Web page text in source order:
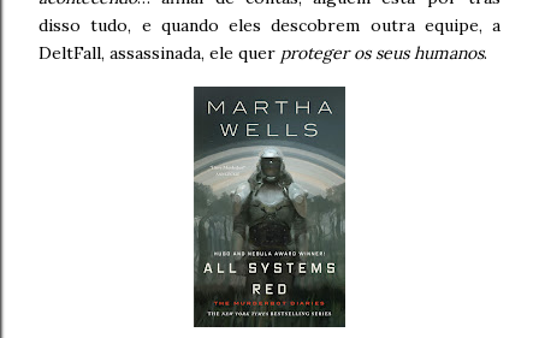
disso tudo, e quando eles descobrem outra equipe, a
DeltFall, assassinada, ele quer proteger os seus humanos.